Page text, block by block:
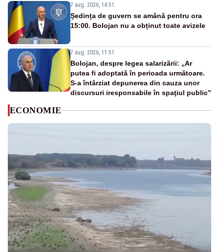
7 aug. 2026, 14:51
Ședința de guvern se amână pentru ora
15:00. Bolojan nu a obținut toate avizele
7 aug. 2026, 11:51
Bolojan, despre legea salarizării: „Ar
putea fi adoptată în perioada următoare.
S-a întârziat depunerea din cauza unor
discursuri iresponsabile în spaţiul public”
ECONOMIE